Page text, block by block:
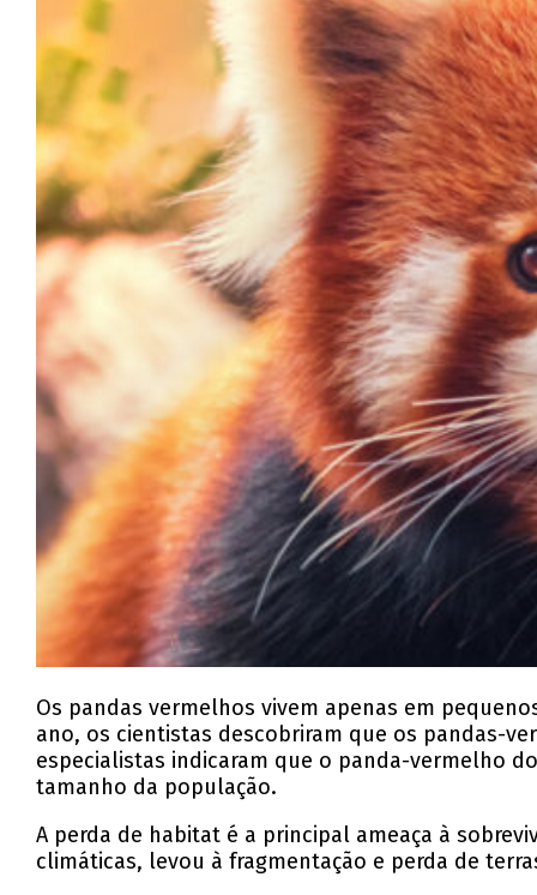
Os pandas vermelhos vivem apenas em
ano, os cientistas descobriram que os pandas-
especialistas indicaram que o panda-vermelho
tamanho da população.
A perda de habitat é a principal ameaça à
climáticas, levou à fragmentação e perda de